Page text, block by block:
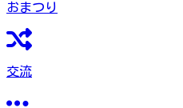
おまつり
交流